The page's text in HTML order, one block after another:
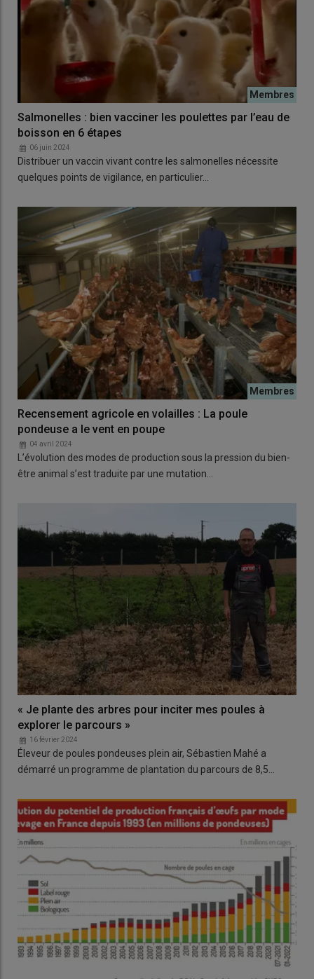
Salmonelles : bien vacciner les poulettes par l’eau de
boisson en 6 étapes
06 juin 2024
Distribuer un vaccin vivant contre les salmonelles nécessite
quelques points de vigilance, en particulier…
Recensement agricole en volailles : La poule
pondeuse a le vent en poupe
04 avril 2024
L’évolution des modes de production sous la pression du bien-
être animal s’est traduite par une mutation…
« Je plante des arbres pour inciter mes poules à
explorer le parcours »
16 février 2024
Éleveur de poules pondeuses plein air, Sébastien Mahé a
démarré un programme de plantation du parcours de 8,5…